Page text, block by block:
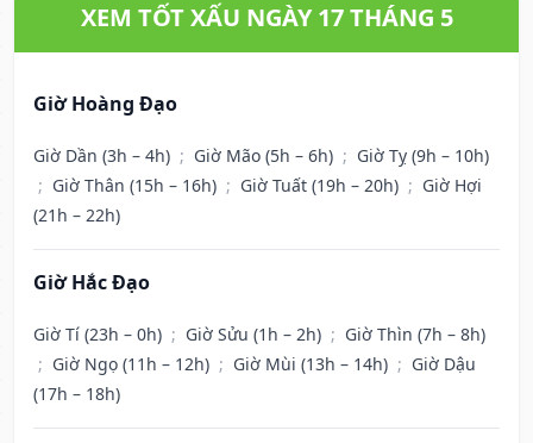
XEM TỐT XẤU NGÀY 17 THÁNG 5
Giờ Hoàng Đạo
Giờ Dần (3h – 4h) ; Giờ Mão (5h – 6h) ; Giờ Tỵ (9h – 10h)
; Giờ Thân (15h – 16h) ; Giờ Tuất (19h – 20h) ; Giờ Hợi
(21h – 22h)
Giờ Hắc Đạo
Giờ Tí (23h – 0h) ; Giờ Sửu (1h – 2h) ; Giờ Thìn (7h – 8h)
; Giờ Ngọ (11h – 12h) ; Giờ Mùi (13h – 14h) ; Giờ Dậu
(17h – 18h)